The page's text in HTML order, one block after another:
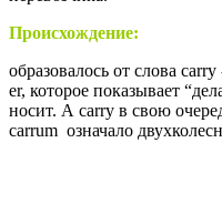
Происхождение:
образовалось от слова
er, которое показывает
носит. А carry в свою
carrum означало